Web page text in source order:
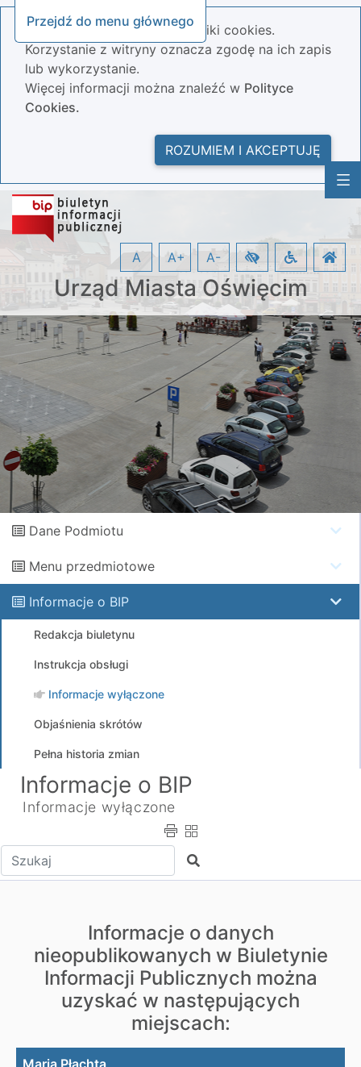
Przejdź do menu głównego
Nasza strona wykorzystuje pliki cookies.
Korzystanie z witryny oznacza zgodę na ich zapis
lub wykorzystanie.
Więcej informacji można znaleźć w Polityce
Cookies.
ROZUMIEM I AKCEPTUJĘ
Urząd Miasta Oświęcim
A A+ A-
Dane Podmiotu
Menu przedmiotowe
Informacje o BIP
Redakcja biuletynu
Instrukcja obsługi
Informacje wyłączone
Objaśnienia skrótów
Pełna historia zmian
Informacje o BIP
Informacje wyłączone
Wpisz tekst do wyszukania Szukaj
Informacje o danych
nieopublikowanych w Biuletynie
Informacji Publicznych można
uzyskać w następujących
miejscach:
Maria Płachta